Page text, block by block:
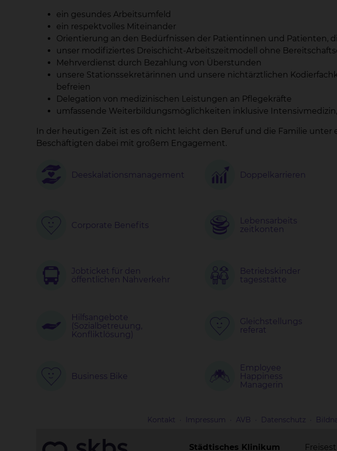
ein gesundes Arbeitsumfeld
ein respektvolles Miteinander
Orientierung an den Bedürfnissen der Patientinnen und Patienten,
unser modifiziertes Dreischicht-Arbeitszeitmodell ohne
Mehrverdienst durch Bezahlung von Überstunden
unsere Stationssekretärinnen und unsere nichtärztlichen
befreien
Delegation von medizinischen Leistungen an Pflegekräfte
umfassende Weiterbildungsmöglichkeiten inklusive
In der heutigen Zeit ist es oft nicht leicht den Beruf und die Familie
Beschäftigten dabei mit großem Engagement.
Deeskalationsmanagement Doppelkarrieren
Corporate Benefits
Lebensarbeits
zeitkonten
Jobticket für den
öffentlichen Nahverkehr
Betriebskinder
tagesstätte
Hilfsangebote
(Sozialbetreuung,
Konfliktlösung)
Gleichstellungs
referat
Business Bike
Employee
Happiness
Managerin
Kontakt Impressum AVB Datenschutz
Städtisches Klinikum